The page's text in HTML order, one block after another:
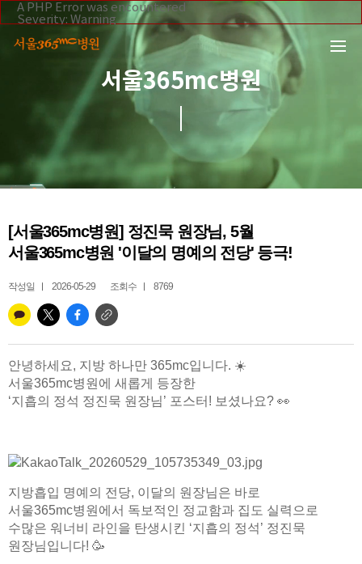
A PHP Error was encountered
Severity: Warning
Message: Invalid argument supplied for foreach()
Filename: _inc/header_body.php
Line Number: 108
/home/suction/public_html/application/views/mobile/
Line: 108
Function: _error_handler
/home/suction/public_html/application/views/mobile/
Line: 295
Function: include
File:
/home/suction/public_html/application/core/
File:
/home/suction/public_html/application/controllers/
Line: 255
Function: view_print
Line: 327
본문 바로가기
서울365mc병원
[서울365mc병원] 정진묵 원장님, 5월
서울365mc병원 '이달의 명예의 전당' 등극!
작성일 2026-05-29 조회수 8769
안녕하세요, 지방 하나만 365mc입니다. ☀️
서울365mc병원에 새롭게 등장한
‘지흡의 정석 정진묵 원장님’ 포스터! 보셨나요? 👀
지방흡입 명예의 전당, 이달의 원장님은 바로
서울365mc병원에서 독보적인 정교함과 집도 실력으로
수많은 워너비 라인을 탄생시킨 ‘지흡의 정석’ 정진묵
원장님입니다! 🥳